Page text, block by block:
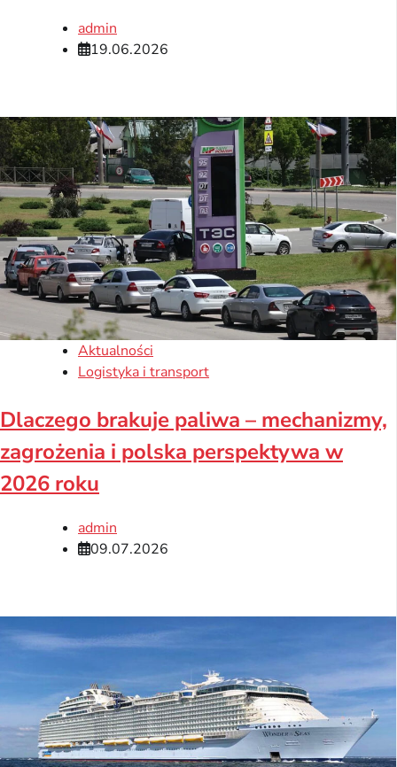
admin
19.06.2026
Aktualności
Logistyka i transport
Dlaczego brakuje paliwa – mechanizmy,
zagrożenia i polska perspektywa w
2026 roku
admin
09.07.2026